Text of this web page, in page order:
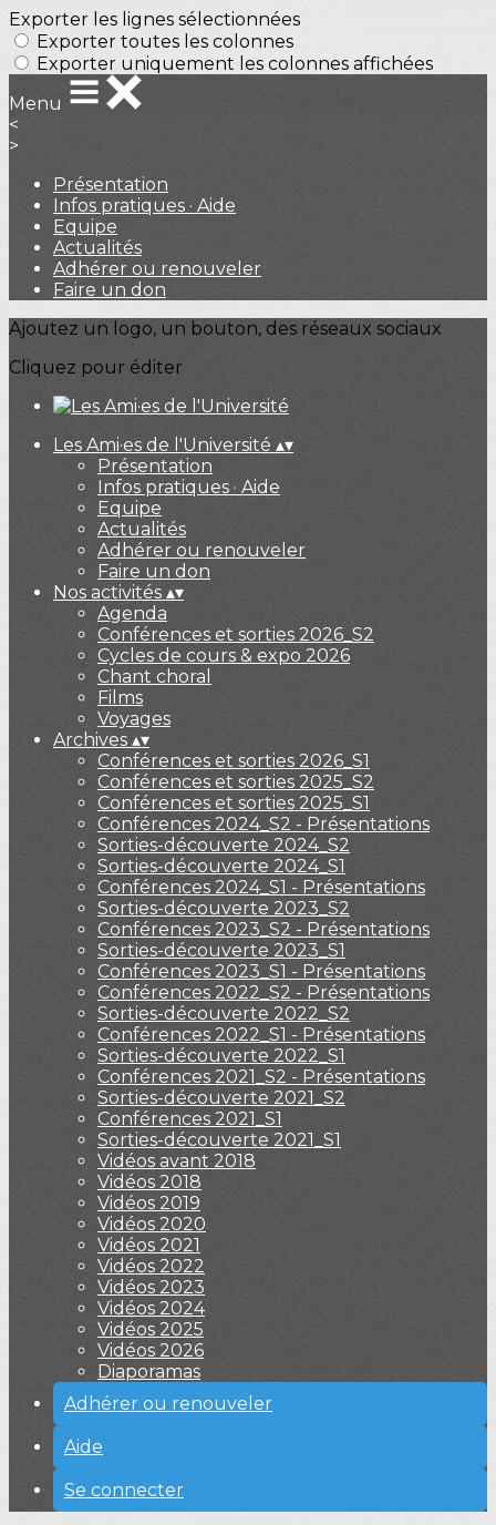
Exporter les lignes sélectionnées
Exporter toutes les colonnes
Exporter uniquement les colonnes affichées
Menu
<
>
Présentation
Infos pratiques · Aide
Equipe
Actualités
Adhérer ou renouveler
Faire un don
Ajoutez un logo, un bouton, des réseaux sociaux
Cliquez pour éditer
Les Ami·es de l'Université ▴▾
Présentation
Infos pratiques · Aide
Equipe
Actualités
Adhérer ou renouveler
Faire un don
Nos activités ▴▾
Agenda
Conférences et sorties 2026_S2
Cycles de cours & expo 2026
Chant choral
Films
Voyages
Archives ▴▾
Conférences et sorties 2026_S1
Conférences et sorties 2025_S2
Conférences et sorties 2025_S1
Conférences 2024_S2 - Présentations
Sorties-découverte 2024_S2
Sorties-découverte 2024_S1
Conférences 2024_S1 - Présentations
Sorties-découverte 2023_S2
Conférences 2023_S2 - Présentations
Sorties-découverte 2023_S1
Conférences 2023_S1 - Présentations
Conférences 2022_S2 - Présentations
Sorties-découverte 2022_S2
Conférences 2022_S1 - Présentations
Sorties-découverte 2022_S1
Conférences 2021_S2 - Présentations
Sorties-découverte 2021_S2
Conférences 2021_S1
Sorties-découverte 2021_S1
Vidéos avant 2018
Vidéos 2018
Vidéos 2019
Vidéos 2020
Vidéos 2021
Vidéos 2022
Vidéos 2023
Vidéos 2024
Vidéos 2025
Vidéos 2026
Diaporamas
Adhérer ou renouveler
Aide
Se connecter